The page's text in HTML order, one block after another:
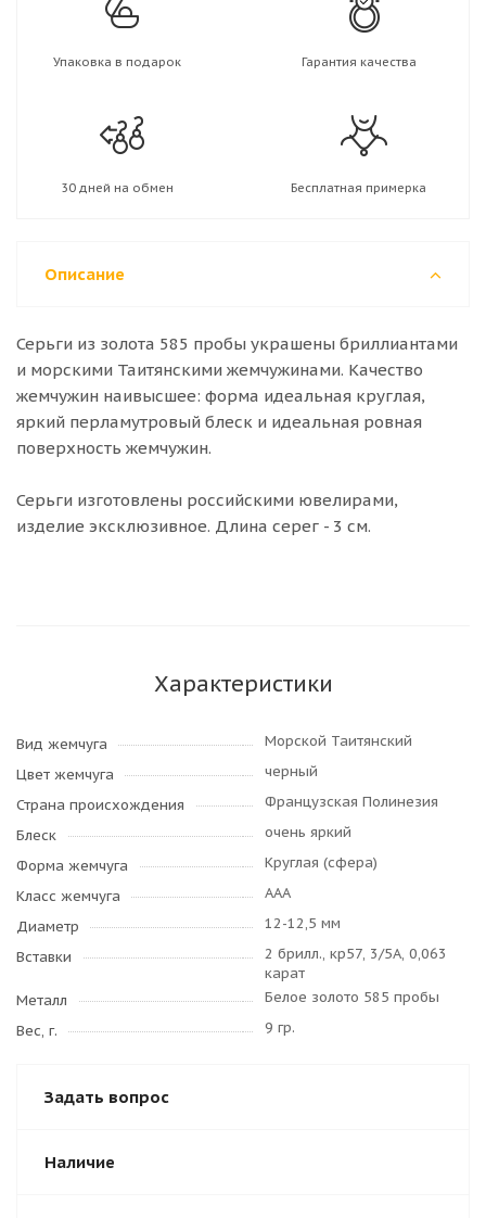
Упаковка в подарок Гарантия качества
30 дней на обмен Бесплатная примерка
Описание
Серьги из золота 585 пробы украшены бриллиантами
и морскими Таитянскими жемчужинами. Качество
жемчужин наивысшее: форма идеальная круглая,
яркий перламутровый блеск и идеальная ровная
поверхность жемчужин.
Серьги изготовлены российскими ювелирами,
изделие эксклюзивное. Длина серег - 3 см.
Характеристики
Вид жемчуга
Морской Таитянский
Цвет жемчуга
черный
Страна происхождения
Французская Полинезия
Блеск
очень яркий
Форма жемчуга
Круглая (сфера)
Класс жемчуга
AAA
Диаметр
12-12,5 мм
Вставки
2 брилл., кр57, 3/5А, 0,063
карат
Металл
Белое золото 585 пробы
Вес, г.
9 гр.
Задать вопрос
Наличие